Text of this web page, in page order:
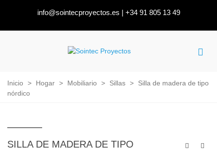
info@sointecproyectos.es | +34 91 805 13 49
Inicio > Hogar > Mobiliario > Sillas >
Silla de madera de tipo
nórdico
SILLA DE MADERA DE TIPO